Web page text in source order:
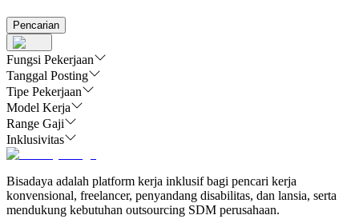
Pencarian
Fungsi Pekerjaan
Tanggal Posting
Tipe Pekerjaan
Model Kerja
Range Gaji
Inklusivitas
Bisadaya adalah platform kerja inklusif bagi pencari kerja
konvensional, freelancer, penyandang disabilitas, dan lansia, serta
mendukung kebutuhan outsourcing SDM perusahaan.